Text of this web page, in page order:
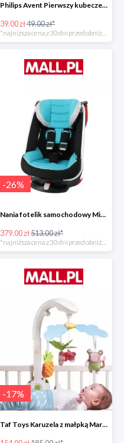
Philips Avent Pierwszy kubeczek 260 ml -20%
39.00 zł49.00 zł*
*najniższa cena z 30 dni przed obniżką
-26%
Nania fotelik samochodowy Migo Saturn Premium Sky -26%
379.00 zł513.00 zł*
*najniższa cena z 30 dni przed obniżką
-17%
Taf Toys Karuzela z małpką Marco -16%